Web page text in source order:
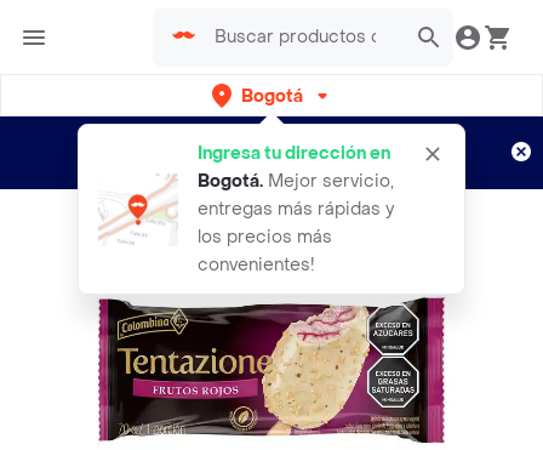
Bogotá
Ingresa tu dirección en
Bogotá. Mejor servicio,
entregas más rápidas y
los precios más
convenientes!
envíos gratis por semanas
Aplican TyC